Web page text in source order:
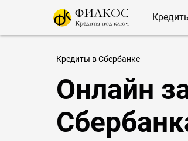
Кредиты в Сбербанке
Онлайн